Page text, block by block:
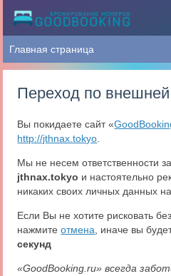
Переход по
Вы покидаете сайт «
http://jthnax.tokyo
Мы не несем ответственности
jthnax.tokyo и настоятельно
никаких своих личных данных
Если Вы не хотите рисковать
нажмитеотмена , иначе вы
секунд
«GoodBooking.ru» всегда